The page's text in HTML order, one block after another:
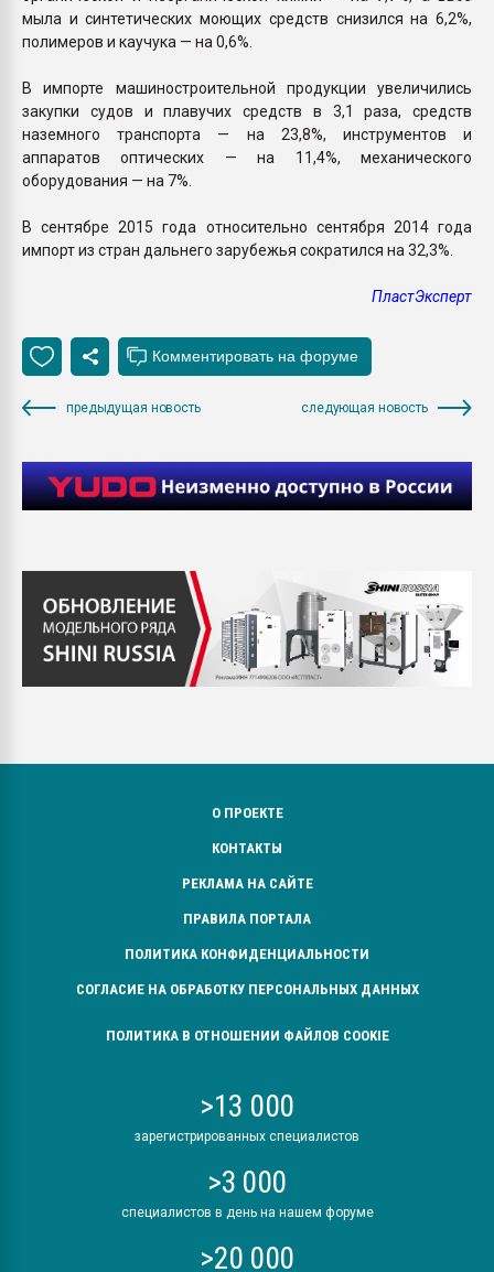
мыла и синтетических моющих средств снизился на 6,2%,
полимеров и каучука — на 0,6%.
В импорте машиностроительной продукции увеличились
закупки судов и плавучих средств в 3,1 раза, средств
наземного транспорта — на 23,8%, инструментов и
аппаратов оптических — на 11,4%, механического
оборудования — на 7%.
В сентябре 2015 года относительно сентября 2014 года
импорт из стран дальнего зарубежья сократился на 32,3%.
ПластЭксперт
предыдущая новость следующая новость
О ПРОЕКТЕ
КОНТАКТЫ
РЕКЛАМА НА САЙТЕ
ПРАВИЛА ПОРТАЛА
ПОЛИТИКА КОНФИДЕНЦИАЛЬНОСТИ
СОГЛАСИЕ НА ОБРАБОТКУ ПЕРСОНАЛЬНЫХ ДАННЫХ
ПОЛИТИКА В ОТНОШЕНИИ ФАЙЛОВ COOKIE
>13 000
зарегистрированных специалистов
>3 000
специалистов в день на нашем форуме
>20 000